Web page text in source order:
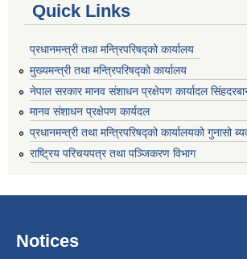
Quick Links
प्रधानमन्त्री तथा मन्त्रिपरिषद्को कार्यालय
मुख्यमन्त्री तथा मन्त्रिपरिषद्को कार्यालय
नेपाल सरकार मानव संशाधन प्रक्षेपण कार्यादल
मानव संशाधन प्रक्षेपण कार्यदल
प्रधानमन्त्री तथा मन्त्रिपरिषद्को कार्यालयको गुनासो
राष्ट्रिय परिचयपत्र तथा पञ्जिकरण विभाग
Notices